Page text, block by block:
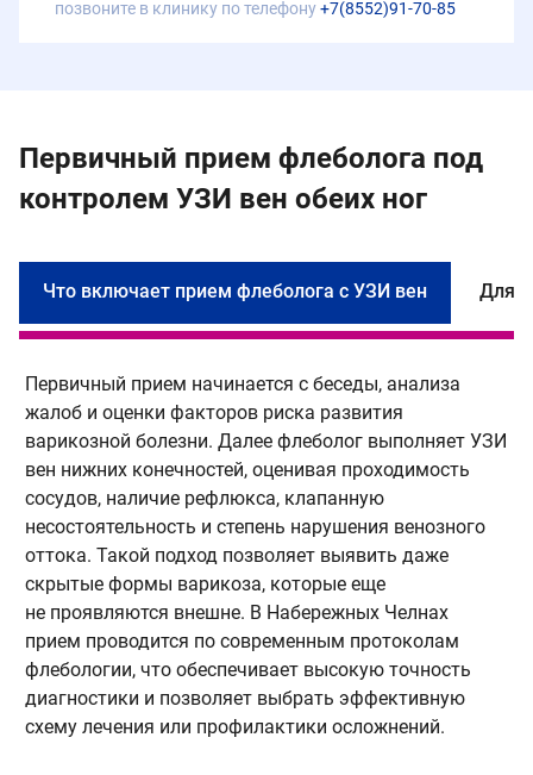
позвоните в клинику по телефону+7(8552)91-70-85
Первичный прием флеболога под
контролем УЗИ вен обеих ног
Что включает прием флеболога с УЗИ вен Для
Первичный прием начинается с беседы, анализа
жалоб и оценки факторов риска развития
варикозной болезни. Далее флеболог выполняет УЗИ
вен нижних конечностей, оценивая проходимость
сосудов, наличие рефлюкса, клапанную
несостоятельность и степень нарушения венозного
оттока. Такой подход позволяет выявить даже
скрытые формы варикоза, которые еще
не проявляются внешне. В Набережных Челнах
прием проводится по современным протоколам
флебологии, что обеспечивает высокую точность
диагностики и позволяет выбрать эффективную
схему лечения или профилактики осложнений.